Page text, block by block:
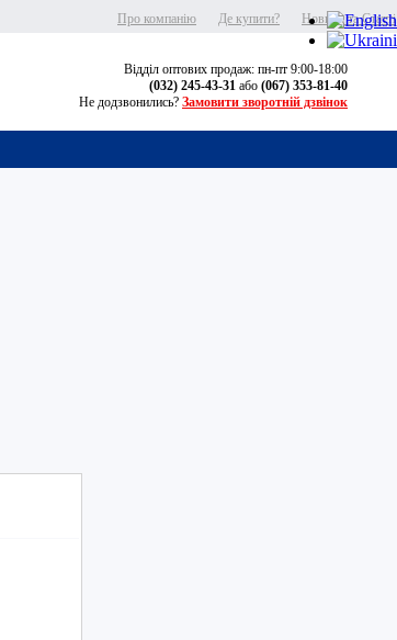
Новини та Статті
Де купити?
Про компанію
Відділ оптових продаж: пн-пт 9:00-18:00
(032) 245-43-31 або (067) 353-81-40
Не додзвонились? Замовити зворотній дзвінок